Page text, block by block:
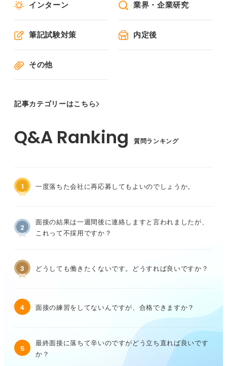
インターン 業界・企業研究
筆記試験対策 内定後
その他
記事カテゴリーはこちら
質問ランキング
1 一度落ちた会社に再応募してもよいのでしょうか。
2
面接の結果は一週間後に連絡しますと言われましたが、
これって不採用ですか？
3 どうしても働きたくないです。どうすれば良いですか？
4 面接の練習をしてないんですが、合格できますか？
5
最終面接に落ちて辛いのですがどう立ち直れば良いです
か？